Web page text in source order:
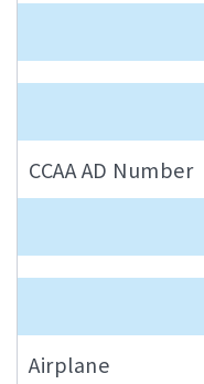
CCAA AD Number
Airplane